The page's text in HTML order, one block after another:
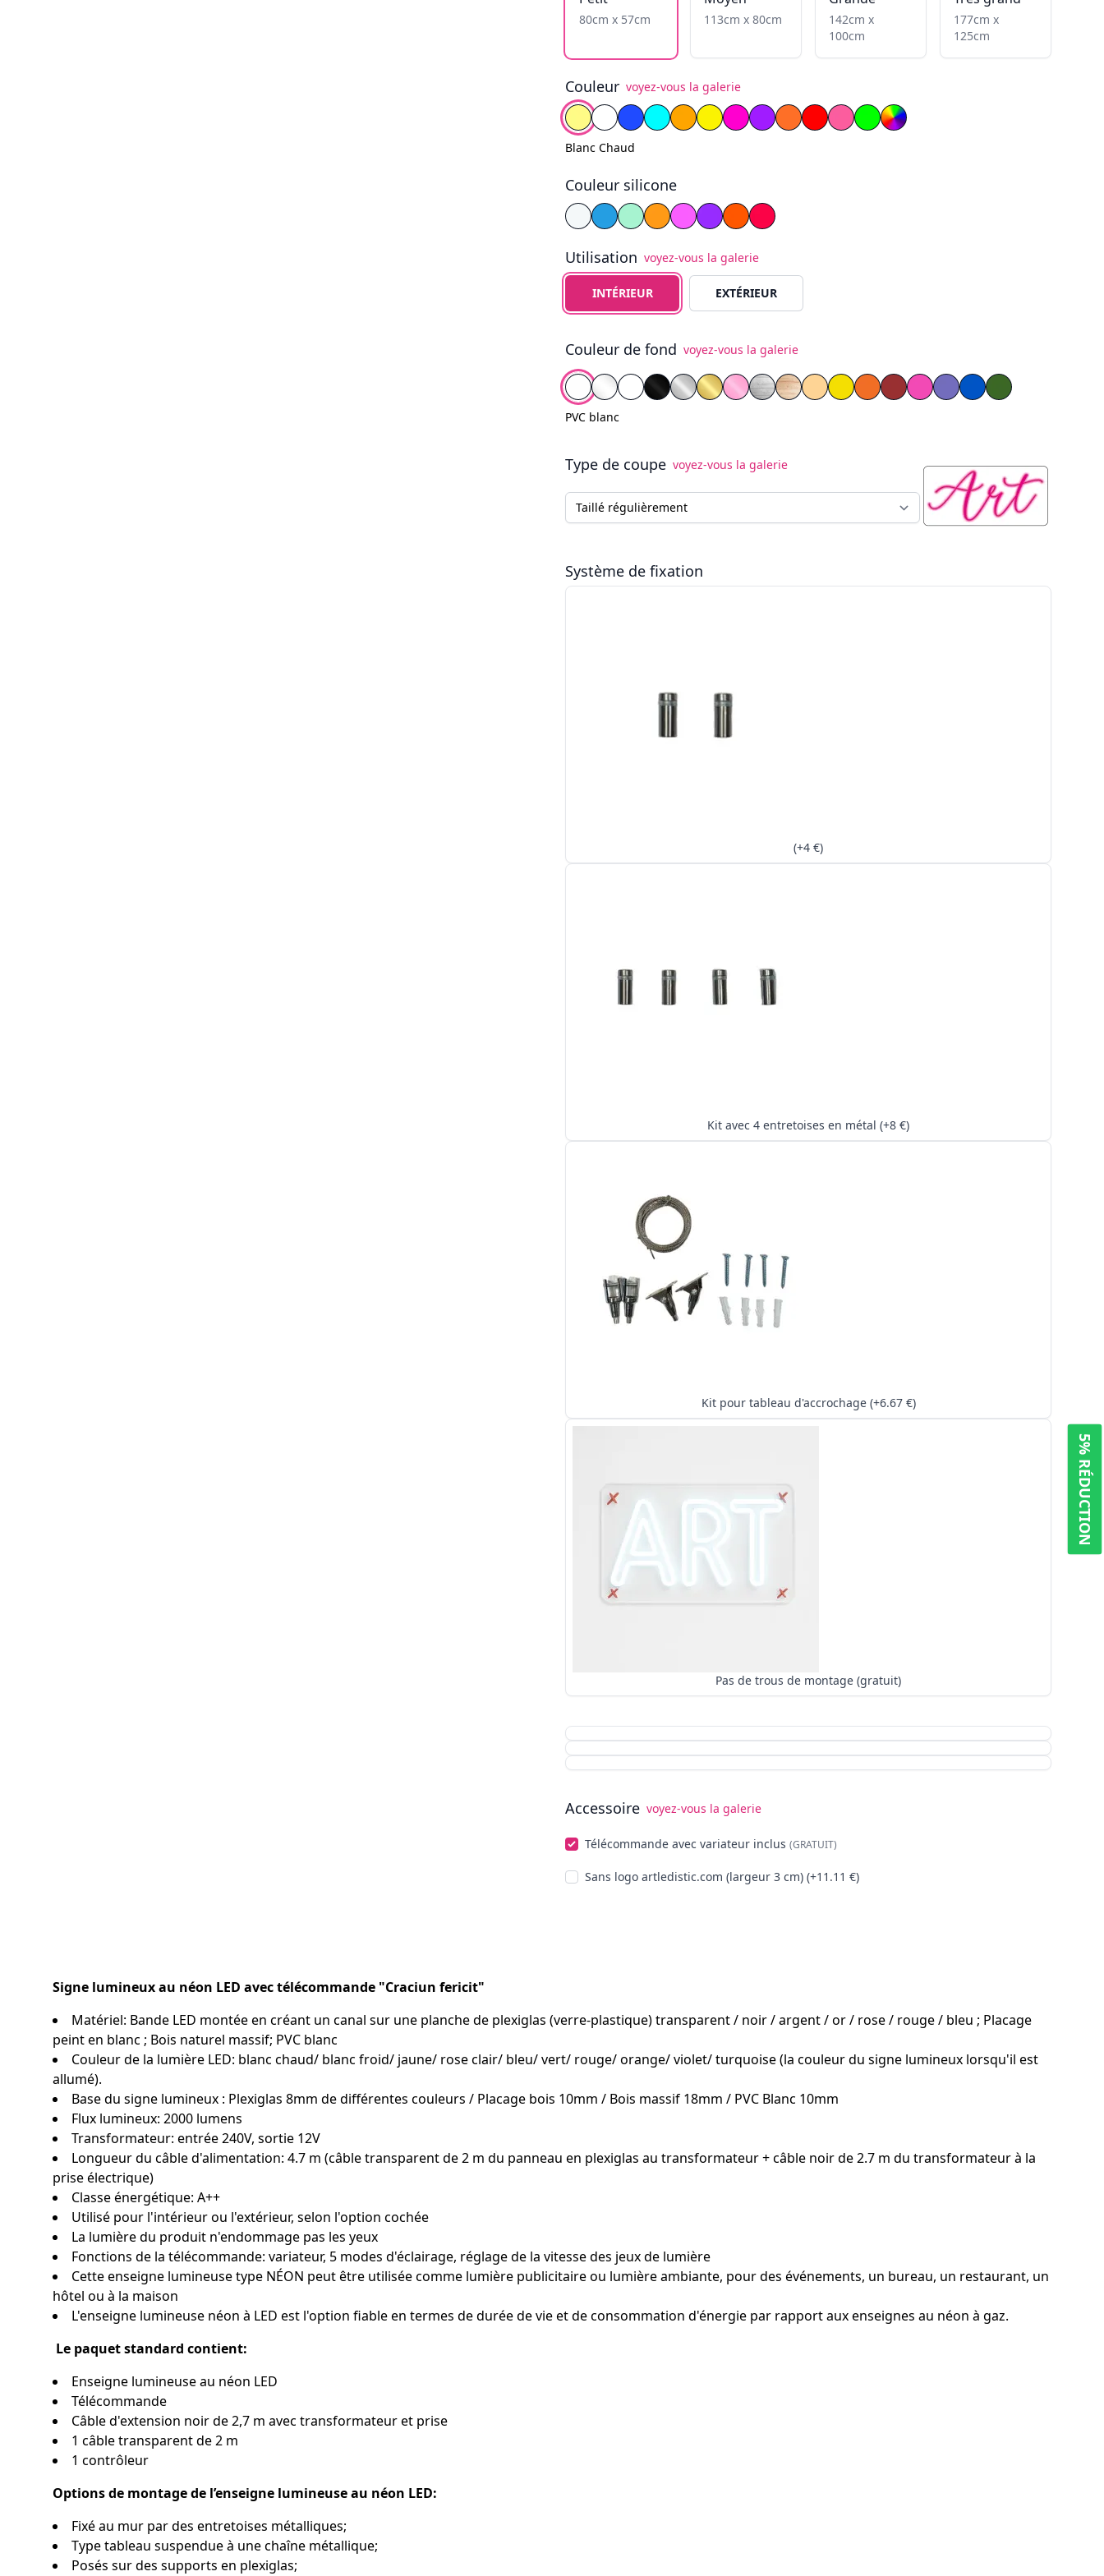
80cm x 57cm 113cm x 80cm
142cm x
100cm
177cm x
125cm
Couleur voyez-vous la galerie
Choisissez la couleur
Blanc Chaud
Blanc Froid
Bleu Cyan Jaune flamboyant
YellowMagentaVioletOrangeRougeRose clair
Vert
Blanc Chaud
Couleur silicone
Choisissez la couleur du silicone
Blanc Bleu Jaune VioletOrangeRouge
Utilisation voyez-vous la galerie
Choisissez le type d'utilisation
INTÉRIEUR EXTÉRIEUR
Couleur de fond voyez-vous la galerie
Choisissez le fond
PVC blancPlexiglas Transparent
Plexiglas Blanc
Plexiglas Noir
Plexiglas Miroir Argent
Plexiglas Miroir Doré
Plexiglas Miroir Rose
Contreplaqué peint en blanc
Bois naturelPVC jauneOrange PVC
PVC rouge PVC BleuPVC vert
PVC blanc
Type de coupe voyez-vous la galerie
Type de coupe
Système de fixation
(+4 €)
Kit avec 4 entretoises en métal (+8 €)
Kit pour tableau d'accrochage (+6.67 €)
Pas de trous de montage (gratuit)
Accessoire voyez-vous la galerie
Télécommande avec variateur inclus (GRATUIT)
Sans logo artledistic.com (largeur 3 cm) (+11.11 €)
Signe lumineux au néon LED avec télécommande "Craciun fericit"
Matériel: Bande LED montée en créant un canal sur une planche de plexiglas (verre-plastique) transparent / noir / argent / or / rose / rouge / bleu ; Placage
peint en blanc ; Bois naturel massif; PVC blanc
Couleur de la lumière LED: blanc chaud/ blanc froid/ jaune/ rose clair/ bleu/ vert/ rouge/ orange/ violet/ turquoise (la couleur du signe lumineux lorsqu'il est
allumé).
Base du signe lumineux : Plexiglas 8mm de différentes couleurs / Placage bois 10mm / Bois massif 18mm / PVC Blanc 10mm
Flux lumineux: 2000 lumens
Transformateur: entrée 240V, sortie 12V
Longueur du câble d'alimentation: 4.7 m (câble transparent de 2 m du panneau en plexiglas au transformateur + câble noir de 2.7 m du transformateur à la
prise électrique)
Classe énergétique: A++
Utilisé pour l'intérieur ou l'extérieur, selon l'option cochée
La lumière du produit n'endommage pas les yeux
Fonctions de la télécommande: variateur, 5 modes d'éclairage, réglage de la vitesse des jeux de lumière
Cette enseigne lumineuse type NÉON peut être utilisée comme lumière publicitaire ou lumière ambiante, pour des événements, un bureau, un restaurant, un
hôtel ou à la maison
L'enseigne lumineuse néon à LED est l'option fiable en termes de durée de vie et de consommation d'énergie par rapport aux enseignes au néon à gaz.
Le paquet standard contient:
Enseigne lumineuse au néon LED
Télécommande
Câble d'extension noir de 2,7 m avec transformateur et prise
1 câble transparent de 2 m
1 contrôleur
Options de montage de l’enseigne lumineuse au néon LED:
Fixé au mur par des entretoises métalliques;
Type tableau suspendue à une chaîne métallique;
Posés sur des supports en plexiglas;
5% RÉDUCTION